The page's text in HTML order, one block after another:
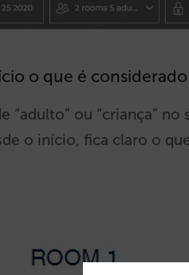
o que é
“adulto” ou “criança”
o início, fica claro o